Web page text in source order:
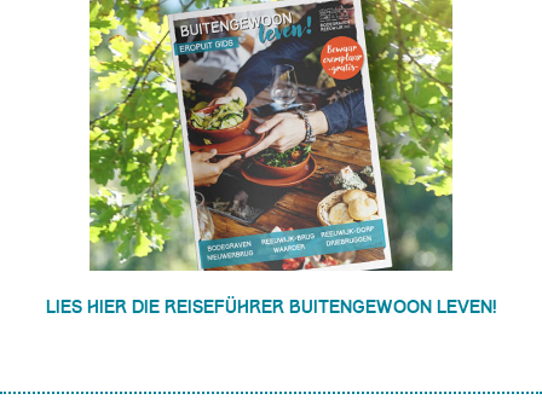
Lies hier die reiseführer Buitengewoon Leven!